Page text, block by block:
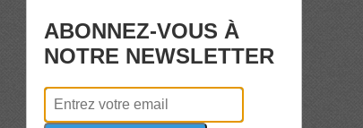
Actualités
Actu-Photos
Le blog
Nos articles
Jardins exotiques
L'association▴▾
L'association ACS
Nos expositions
Agenda▴▾
ABONNEZ-VOUS À
NOTRE NEWSLETTER